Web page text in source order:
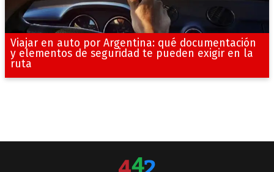
Viajar en auto por Argentina: qué documentación
y elementos de seguridad te pueden exigir en la
ruta